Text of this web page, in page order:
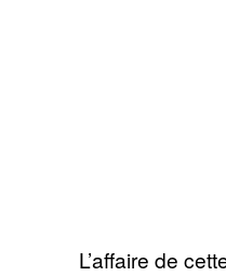
L’affaire de